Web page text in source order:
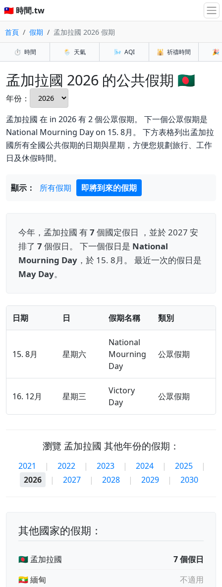
🇹🇼 時間.tw
首頁 假期 孟加拉國 2026 假期
⏱️ 時間 🌦️ 天氣 🌬️ AQI 🕌 祈禱時間 🎉
孟加拉國 2026 的公共假期 🇧🇩
年份：
孟加拉國 在 in 2026 有 2 個公眾假期。 下一個公眾假期是
National Mourning Day on 15. 8月。 下方表格列出孟加拉
國所有全國公共假期的日期與星期，方便您規劃旅行、工作
日及休假時間。
顯示： 所有假期 即將到來的假期
今年，孟加拉國 有7 個國定假日 ，並於 2027 安
排了 7 個假日。 下一個假日是 National
Mourning Day ，於 15. 8月。 最近一次的假日是
May Day。
日期 日 假期名稱 類別
15. 8月 星期六
National
Mourning
Day
公眾假期
16. 12月 星期三
Victory
Day
公眾假期
瀏覽 孟加拉國 其他年份的假期：
2021 | 2022 | 2023 | 2024 | 2025
|
2026
| 2027 | 2028 | 2029 | 2030
其他國家的假期：
🇧🇩 孟加拉國
7 個假日
🇲🇲 緬甸
不適用